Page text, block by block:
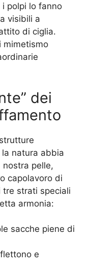
polpi lo fanno
visibili a
di ciglia.
mimetismo
dei
natura abbia
pelle,
capolavoro di
strati speciali
armonia:
sacche piene di
e